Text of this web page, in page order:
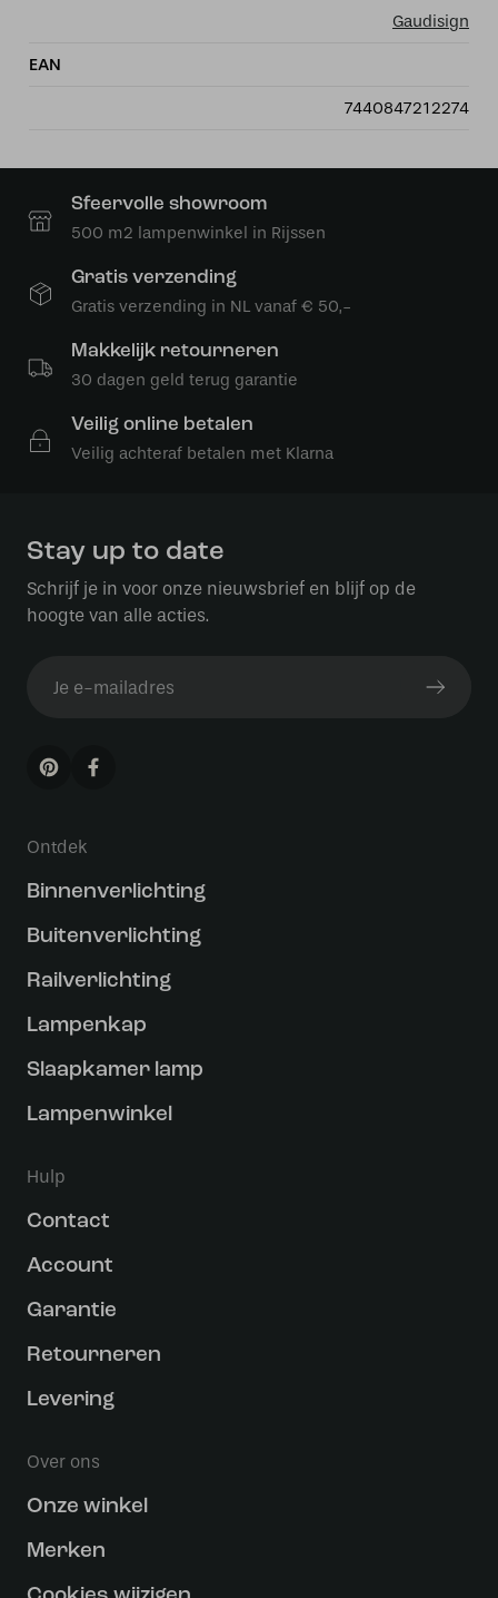
Gaudisign
EAN
7440847212274
Sfeervolle showroom
500 m2 lampenwinkel in Rijssen
Gratis verzending
Gratis verzending in NL vanaf € 50,-
Makkelijk retourneren
30 dagen geld terug garantie
Veilig online betalen
Veilig achteraf betalen met Klarna
Stay up to date
Schrijf je in voor onze nieuwsbrief en blijf op de
hoogte van alle acties.
Ontdek
Binnenverlichting
Buitenverlichting
Railverlichting
Lampenkap
Slaapkamer lamp
Lampenwinkel
Hulp
Contact
Account
Garantie
Retourneren
Levering
Over ons
Onze winkel
Merken